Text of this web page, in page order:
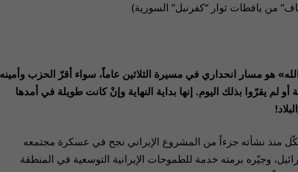
من يافطات ثوار “كفرنبل” السورية)
هو مسار انحداري في مسيرة الثلاثين عاماً، سواء أقرّ الحزب وأمينه
أو لم يقرّوا بذلك اليوم. إنها بداية النهاية وإنْ كانت طويلة في أمدها
منذ نشأته جزءاً من المشروع الإيراني نجح في عسكرة مجتمعه
وجيّره برمته خدمة للطموحات الإيرانية التوسعية في المنطقة